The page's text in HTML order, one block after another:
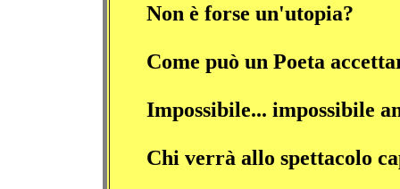
Non è forse un'utopia?
Come può un Poeta
Impossibile... impossibile
Chi verrà allo spettacolo